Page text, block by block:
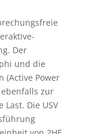
Der
und die
(Active Power
ebenfalls zur
Die USV